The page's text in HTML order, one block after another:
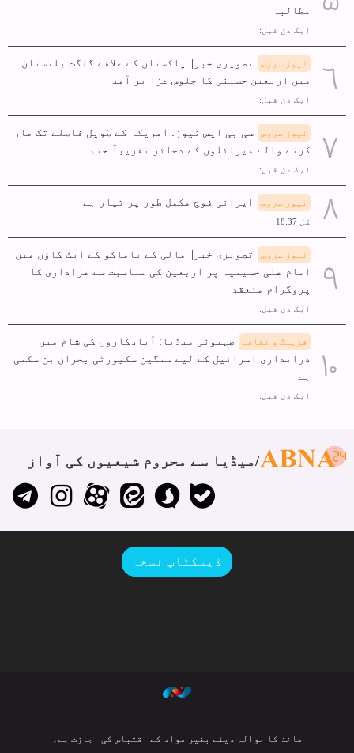
مطالبہ
ایک دن قبل:
نیوز سروس
تصویری خبر|| پاکستان کے علاقے گلگت بلتستان
میں اربعین حسینی کا جلوس عزا بر آمد
ایک دن قبل:
نیوز سروس
سی بی ایس نیوز: امریکہ کے طویل فاصلے تک مار
کرنے والے میزائلوں کے ذخائر تقریباً ختم
ایک دن قبل:
نیوز سروس ایرانی فوج مکمل طور پر تیار ہے
کل 18:37
نیوز سروس
تصویری خبر|| مالی کے باماکو کے ایک گاؤں میں
امام علی حسینیہ پر اربعین کی مناسبت سے عزاداری کا
پروگرام منعقد
ایک دن قبل:
فرہنگ و ثقافت
صہیونی میڈیا: آبادکاروں کی شام میں
دراندازی اسرائیل کے لیے سنگین سکیورٹی بحران بن سکتی
ہے
ایک دن قبل:
میڈیا سے محروم شیعیوں کی آواز
ڈیسکٹاپ نسخہ
ماخذ کا حوالہ دیئے بغیر مواد کے اقتباس کی اجازت ہے۔